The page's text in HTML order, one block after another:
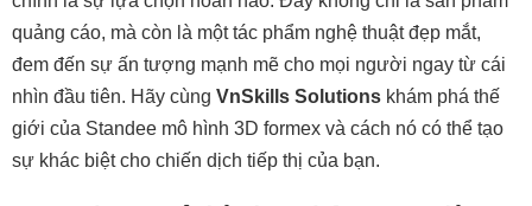
quảng cáo, mà còn là một tác phẩm nghệ thuật đẹp mắt,
đem đến sự ấn tượng mạnh mẽ cho mọi người ngay từ cái
nhìn đầu tiên. Hãy cùng VnSkills Solutions khám phá thế
giới của Standee mô hình 3D formex và cách nó có thể tạo
sự khác biệt cho chiến dịch tiếp thị của bạn.